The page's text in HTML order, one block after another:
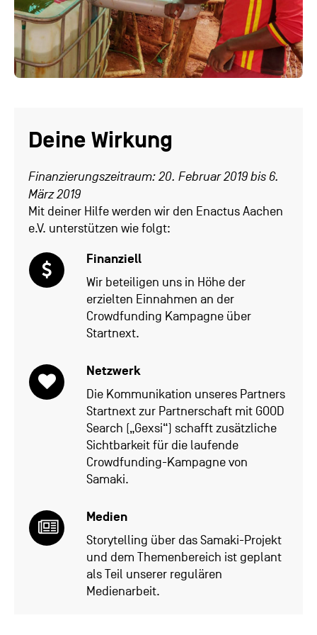
Deine Wirkung
Finanzierungszeitraum: 20. Februar 2019 bis 6.
März 2019
Mit deiner Hilfe werden wir den Enactus Aachen
e.V. unterstützen wie folgt:
Finanziell
Wir beteiligen uns in Höhe der
erzielten Einnahmen an der
Crowdfunding Kampagne über
Startnext.
Netzwerk
Die Kommunikation unseres Partners
Startnext zur Partnerschaft mit GOOD
Search („Gexsi“) schafft zusätzliche
Sichtbarkeit für die laufende
Crowdfunding-Kampagne von
Samaki.
Medien
Storytelling über das Samaki-Projekt
und dem Themenbereich ist geplant
als Teil unserer regulären
Medienarbeit.